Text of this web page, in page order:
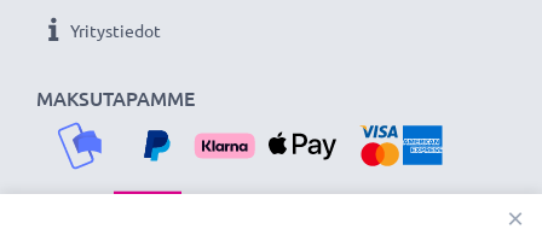
MAKSUTAPAMME
Yritystiedot
×